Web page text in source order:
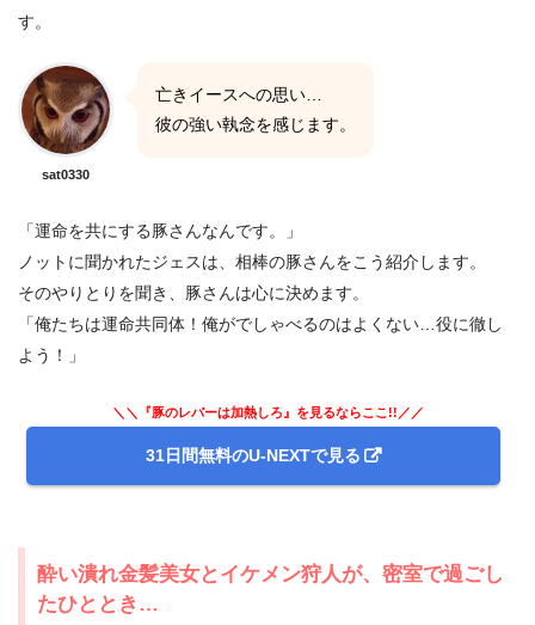
す。
sat0330
亡きイースへの思い…
彼の強い執念を感じます。
「運命を共にする豚さんなんです。」
ノットに聞かれたジェスは、相棒の豚さんをこう紹介します。
そのやりとりを聞き、豚さんは心に決めます。
「俺たちは運命共同体！俺がでしゃべるのはよくない…役に徹し
よう！」
＼＼『豚のレバーは加熱しろ』を見るならここ!!／／
31日間無料のU-NEXTで見る
酔い潰れ金髪美女とイケメン狩人が、密室で過ごし
たひととき…